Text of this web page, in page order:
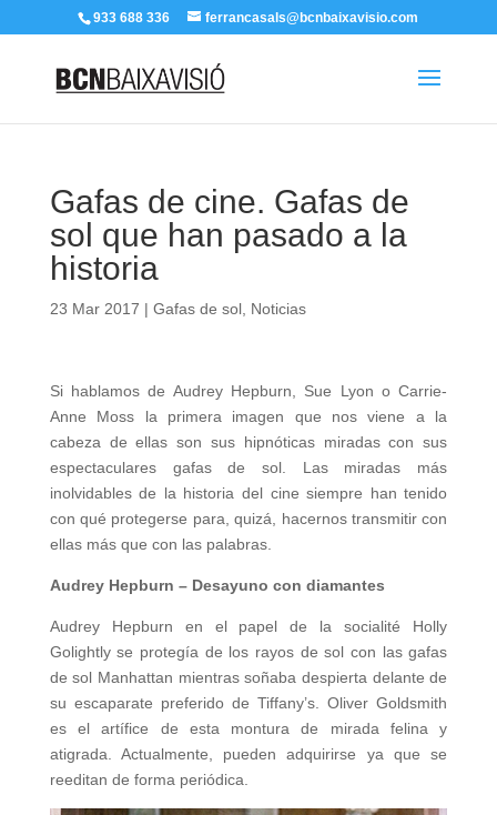
933 688 336 ferrancasals@bcnbaixavisio.com
Gafas de cine. Gafas de
sol que han pasado a la
historia
23 Mar 2017 | Gafas de sol, Noticias
Si hablamos de Audrey Hepburn, Sue Lyon o Carrie-
Anne Moss la primera imagen que nos viene a la
cabeza de ellas son sus hipnóticas miradas con sus
espectaculares gafas de sol. Las miradas más
inolvidables de la historia del cine siempre han tenido
con qué protegerse para, quizá, hacernos transmitir con
ellas más que con las palabras.
Audrey Hepburn – Desayuno con diamantes
Audrey Hepburn en el papel de la socialité Holly
Golightly se protegía de los rayos de sol con las gafas
de sol Manhattan mientras soñaba despierta delante de
su escaparate preferido de Tiffany’s. Oliver Goldsmith
es el artífice de esta montura de mirada felina y
atigrada. Actualmente, pueden adquirirse ya que se
reeditan de forma periódica.